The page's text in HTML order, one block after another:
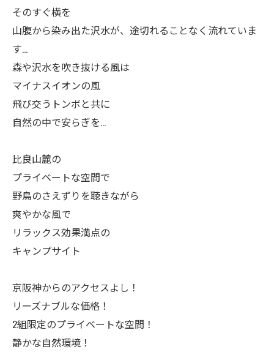
そのすぐ横を
山腹から染み出た沢水が、途切れることなく流れていま
す…
森や沢水を吹き抜ける風は
マイナスイオンの風
飛び交うトンボと共に
自然の中で安らぎを…
比良山麓の
プライベートな空間で
野鳥のさえずりを聴きながら
爽やかな風で
リラックス効果満点の
キャンプサイト
京阪神からのアクセスよし！
リーズナブルな価格！
2組限定のプライベートな空間！
静かな自然環境！